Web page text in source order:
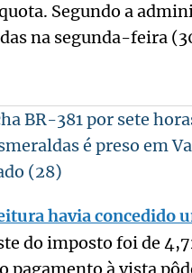
Segundo a
na segunda-feira
BR-381 por sete
é preso em
(28)
havia concedido
do imposto foi de